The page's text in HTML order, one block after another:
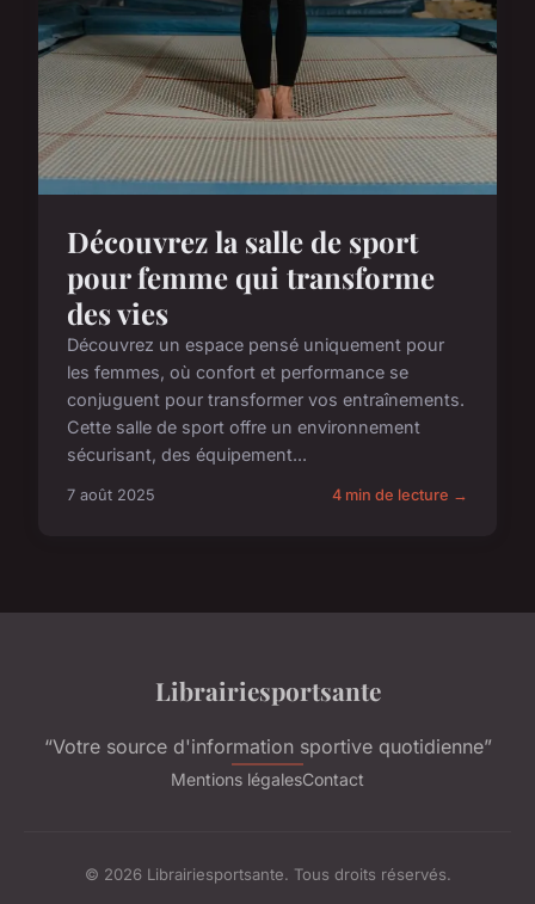
Découvrez la salle de sport
pour femme qui transforme
des vies
Découvrez un espace pensé uniquement pour
les femmes, où confort et performance se
conjuguent pour transformer vos entraînements.
Cette salle de sport offre un environnement
sécurisant, des équipement...
7 août 2025 4 min de lecture →
Librairiesportsante
“Votre source d'information sportive quotidienne”
Mentions légalesContact
© 2026 Librairiesportsante. Tous droits réservés.